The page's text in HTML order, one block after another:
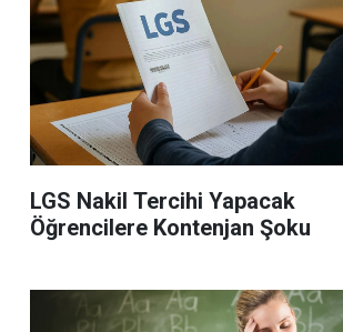
LGS Nakil Tercihi Yapacak
Öğrencilere Kontenjan Şoku